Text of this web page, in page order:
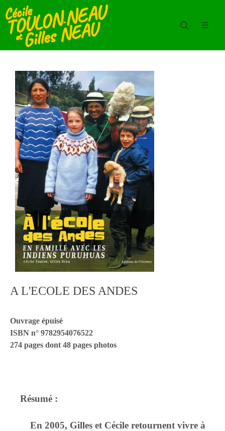
A L'ECOLE DES ANDES
Ouvrage épuisé
ISBN n° 9782954076522
274 pages dont 48 pages photos
Résumé :
En 2005, Gilles et Cécile retournent vivre à